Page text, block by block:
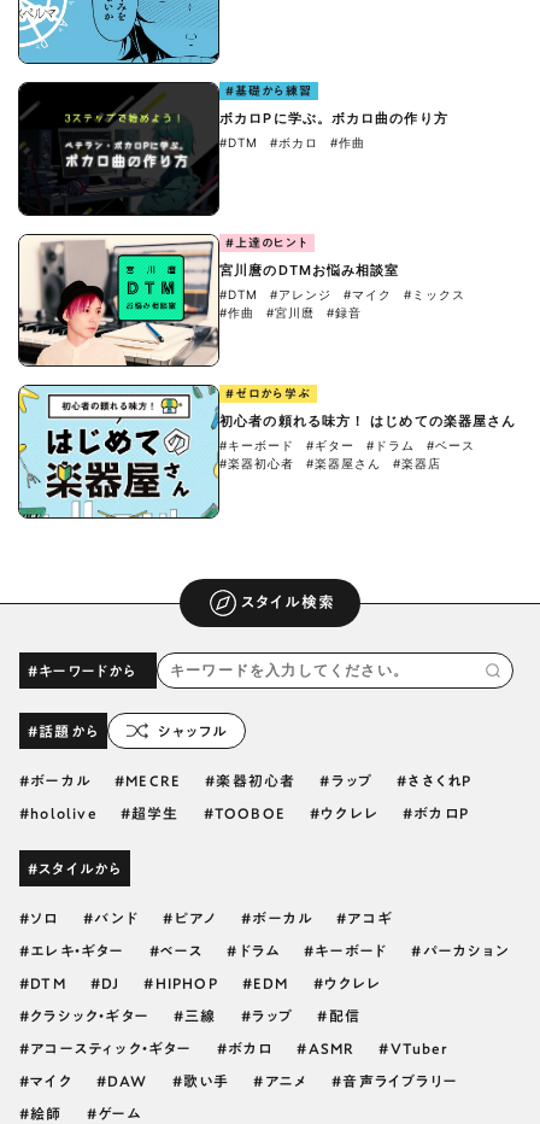
#基礎から練習
ボカロPに学ぶ。ボカロ曲の作り方
#DTM #ボカロ #作曲
#上達のヒント
宮川麿のDTMお悩み相談室
#DTM #アレンジ #マイク
#ミックス
#作曲
#宮川麿 #録音
#ゼロから学ぶ
初心者の頼れる味方！ はじめての楽器屋さん
#キーボード #ギター #ドラム
#ベース
#楽器初心者
#楽器屋さん #楽器店
スタイル検索
#キーワードから
#話題から シャッフル
ボーカル MECRE 楽器初心者 ラップ ささくれP
hololive 超学生 TOOBOE ウクレレ ボカロP
#スタイルから
ソロ バンド ピアノ ボーカル アコギ
エレキ・ギター ベース ドラム キーボード パーカション
DTM DJ HIPHOP EDM ウクレレ
クラシック・ギター 三線 ラップ 配信
アコースティック・ギター ボカロ ASMR VTuber
マイク DAW 歌い手 アニメ 音声ライブラリー
絵師 ゲーム